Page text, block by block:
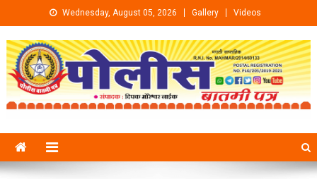
Skip to contentWednesday, August 05, 2026 Gallery Videos